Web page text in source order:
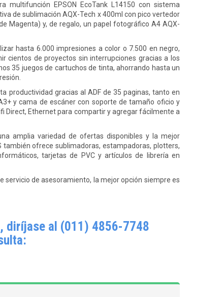
multifunción EPSON EcoTank L14150 con sistema
de sublimación AQX-Tech x 400ml con pico vertedor
Magenta) y, de regalo, un papel fotográfico A4 AQX-
hasta 6.000 impresiones a color o 7.500 en negro,
cientos de proyectos sin interrupciones gracias a los
35 juegos de cartuchos de tinta, ahorrando hasta un
productividad gracias al ADF de 35 paginas, tanto en
y cama de escáner con soporte de tamaño oficio y
Direct, Ethernet para compartir y agregar fácilmente a
amplia variedad de ofertas disponibles y la mejor
también ofrece sublimadoras, estampadoras, plotters,
tarjetas de PVC y artículos de librería en
servicio de asesoramiento, la mejor opción siempre es
diríjase al (011) 4856-7748